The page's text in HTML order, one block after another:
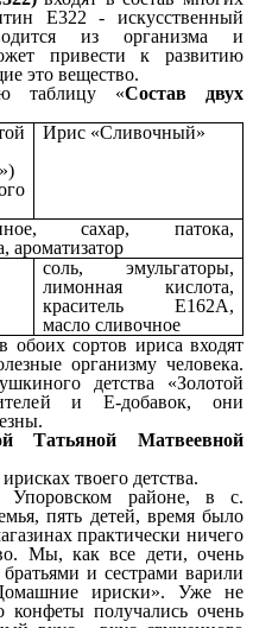
Е322 - искусственный
из организма и
привести к развитию
это вещество.
таблицу «Состав двух
Ирис «Сливочный»
сахар, патока,
ароматизатор
соль, эмульгаторы,
лимонная кислота,
краситель Е162А,
масло сливочное
обоих сортов ириса входят
организму человека.
детства «Золотой
и Е-добавок, они
Татьяной Матвеевной
твоего детства.
районе, в с.
пять детей, время было
практически ничего
Мы, как все дети, очень
и сестрами варили
ириски». Уже не
получались очень